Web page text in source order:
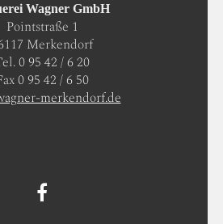
Wagner GmbH
Pointstraße 1
Merkendorf
0 95 42 / 6 20
0 95 42 / 6 50
merkendorf.de